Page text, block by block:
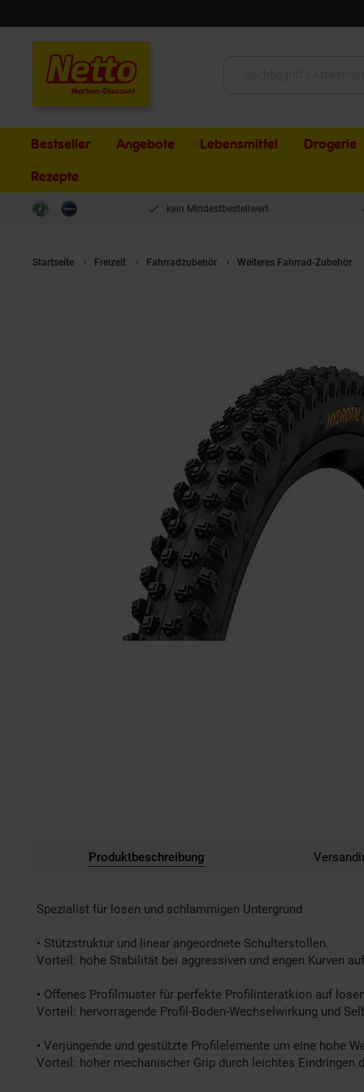
Bestseller Angebote Lebensmittel Drogerie
Rezepte
kein Mindestbestellwert
Startseite Freizeit Fahrradzubehör Weiteres Fahrrad-Zubehör
Produktbeschreibung
Spezialist für losen und schlammigen Untergrund
• Stützstruktur und linear angeordnete Schulterstollen.
Vorteil: hohe Stabilität bei aggressiven und engen Kurven
• Offenes Profilmuster für perfekte Profilinteratkion auf
Vorteil: hervorragende Profil-Boden-Wechselwirkung und
• Verjüngende und gestützte Profilelemente um eine hohe
Vorteil: hoher mechanischer Grip durch leichtes Eindringen